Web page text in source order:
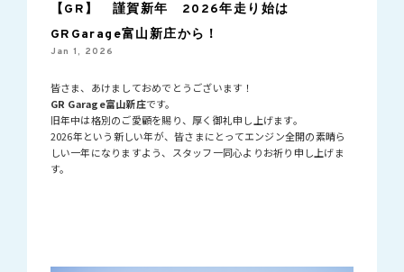
【GR】 謹賀新年 2026年走り始は
GRGarage富山新庄から！
Jan 1, 2026
皆さま、あけましておめでとうございます！
GR Garage富山新庄です。
旧年中は格別のご愛顧を賜り、厚く御礼申し上げます。
2026年という新しい年が、皆さまにとってエンジン全開の素晴ら
しい一年になりますよう、スタッフ一同心よりお祈り申し上げま
す。